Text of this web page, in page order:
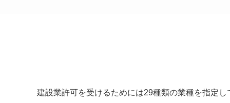
建設業許可を受けるためには29種類の業種を指定